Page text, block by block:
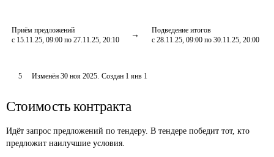
Приём предложений
с 15.11.25, 09:00 по 27.11.25, 20:10
Подведение итогов
с 28.11.25, 09:00 по 30.11.25, 20:00
5 Изменён 30 ноя 2025. Создан 1 янв 1
Стоимость контракта
Идёт запрос предложений по тендеру. В тендере победит тот, кто
предложит наилучшие условия.